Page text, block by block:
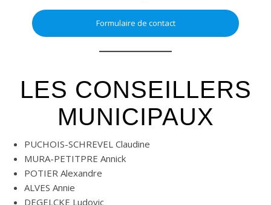
Formulaire de contact
LES CONSEILLERS
MUNICIPAUX
PUCHOIS-SCHREVEL Claudine
MURA-PETITPRE Annick
POTIER Alexandre
ALVES Annie
DEGELCKE Ludovic